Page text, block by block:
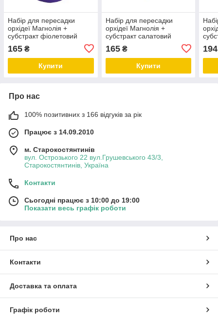
Набір для пересадки
орхідеї Магнолія +
субстракт фіолетовий
165 ₴
Купити
Набір для пересадки
орхідеї Магнолія +
субстракт салатовий
165₴
Купити
194
Про нас
100% позитивних з 166 відгуків за рік
Працює з 14.09.2010
м. Старокостянтинів
вул. Острозького 22 вул.Грушевського 43/3,
Старокостянтинів, Україна
Контакти
Сьогодні працює з 10:00 до 19:00
Показати весь графік роботи
Про нас
Контакти
Доставка та оплата
Графік роботи